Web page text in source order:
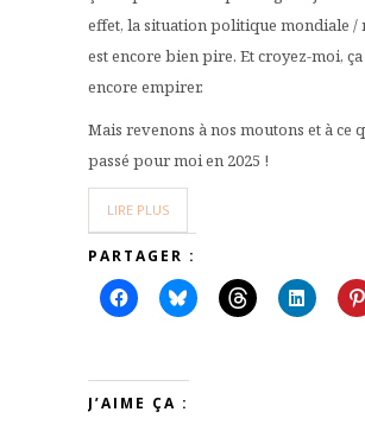
effet, la situation politique mondiale /
est encore bien pire. Et croyez-moi,
encore empirer.
Mais revenons à nos moutons et à ce
passé pour moi en 2025 !
LIRE PLUS
PARTAGER :
J’AIME ÇA :